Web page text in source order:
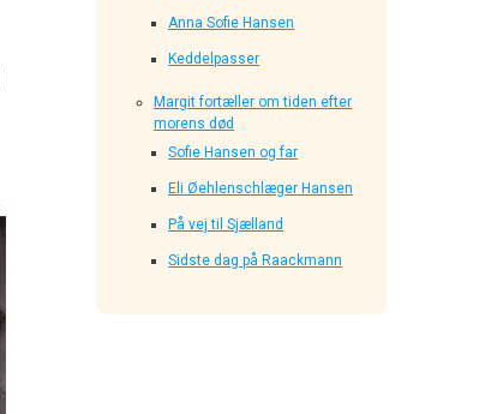
Anna Sofie Hansen
Keddelpasser
Margit fortæller om tiden efter
morens død
Sofie Hansen og far
Eli Øehlenschlæger Hansen
På vej til Sjælland
Sidste dag på Raackmann